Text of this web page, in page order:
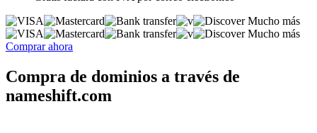
Mucho más
Mucho más
Comprar ahora
Compra de dominios a través de
nameshift.com